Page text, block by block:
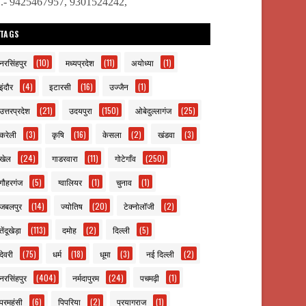
(10) मध्यप्रदेश (11) अयोध्या (1)
(4) इटारसी (16) उज्जैन (1)
(21) उदयपुरा (150) ओबेदुल्लागंज (25)
(3) कृषि (16) केसला (2) खंडवा (3)
(24) गाडरवारा (11) गोटेगाँव (250)
(5) ग्वालियर (1) चुनाव (1)
(14) ज्योतिष (20) टेक्नोलॉजी (2)
(113) दमोह (2) दिल्ली (5)
(75) धर्म (18) धूमा (3) नई दिल्ली (2)
(404) नर्मदापुरम (24) पचमढ़ी (1)
(6) पिपरिया (2) प्रयागराज (1)